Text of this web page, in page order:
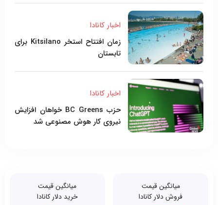
اخبار کانادا
زمان افتتاح استخر Kitsilano برای
تابستان
اخبار کانادا
حزب BC Greens خواهان افزایش
نیروی کار هوش مصنوعی شد
میانگین قیمت
فروش دلار کانادا
میانگین قیمت
خرید دلار کانادا